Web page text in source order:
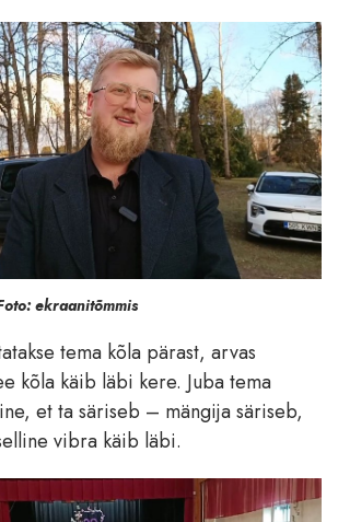
ekraanitõmmis
tema kõla pärast, arvas
kõla käib läbi kere. Juba tema
et ta säriseb – mängija säriseb,
vibra käib läbi.